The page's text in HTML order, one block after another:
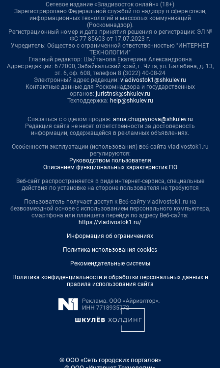
Сетевое издание «Владивосток онлайн» (18+)
Зарегистрировано Федеральной службой по надзору в сфере связи,
информационных технологий и массовых коммуникаций
(Роскомнадзор).
Регистрационный номер и дата принятия решения о регистрации: ЭЛ №
ФС 77-85603 от 17.07.2023 г.
Учредитель: Общество с ограниченной ответственностью "ИНТЕРНЕТ
ТЕХНОЛОГИИ"
Главный редактор: Шайтанова Екатерина Александровна
Адрес редакции: 672000, Забайкальский край, г. Чита, ул. Балябина, д. 13,
эт. 6, оф. 608, телефон 8 (3022) 40-08-24
Электронный адрес редакции: vladivostok1@shkulev.ru
Контактные данные для Роскомнадзора и государственных
органов: juristnsk@shkulev.ru
Техподдержка: help@shkulev.ru
Связаться с отделом продаж: anna.chugaynova@shkulev.ru
Редакция сайта не несет ответственности за достоверность
информации, содержащейся в рекламных объявлениях.
Особенности эксплуатации (использования) веб-сайта vladivostok1.ru
регулируются:
Руководством пользователя
Описанием функциональных характеристик ПО
Веб-сайт распространяется в виде интернет-сервиса, специальные
действия по установке на стороне пользователя не требуются
Пользователь получает доступ к Веб-сайту vladivostok1.ru на
безвозмездной основе с использованием персонального компьютера,
смартфона или планшета перейдя по адресу Веб-сайта:
https://vladivostok1.ru/
Информация об ограничениях
Политика использования cookies
Рекомендательные системы
Политика конфиденциальности и обработки персональных данных и
правила использования сайта
© ООО «Сеть городских порталов»